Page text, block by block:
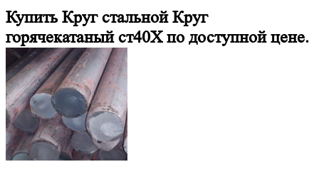
Купить Круг стальной Круг
горячекатаный ст40Х по доступной цене.